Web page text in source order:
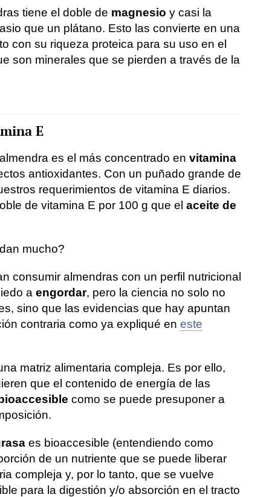
tiene el doble de magnesio y casi la
que un plátano. Esto las convierte en una
con su riqueza proteica para su uso en el
son minerales que se pierden a través de la
E
es el más concentrado en vitamina
antioxidantes. Con un puñado grande de
requerimientos de vitamina E diarios.
de vitamina E por 100 g que el aceite de
mucho?
consumir almendras con un perfil nutricional
a engordar, pero la ciencia no solo no
sino que las evidencias que hay apuntan
contraria como ya expliqué en este
matriz alimentaria compleja. Es por ello,
que el contenido de energía de las
bioaccesible como se puede presuponer a
es bioaccesible (entendiendo como
de un nutriente que se puede liberar
compleja y, por lo tanto, que se vuelve
para la digestión y/o absorción en el tracto